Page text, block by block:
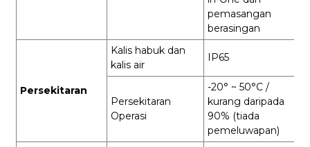
pemasangan
berasingan
Persekitaran
Kalis habuk dan
kalis air
IP65
Persekitaran
Operasi
-20° ~ 50°C /
kurang daripada
90% (tiada
pemeluwapan)